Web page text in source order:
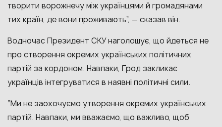
творити ворожнечу між українцями й громадянами
тих країн, де вони проживають”, — сказав він.
Водночас Президент СКУ наголошує, що йдеться не
про створення окремих українських політичних
партій за кордоном. Навпаки, Ґрод закликає
українців інтегруватися в наявні політичні сили.
“Ми не заохочуємо утворення окремих українських
партій. Навпаки, ми вважаємо, що важливо, щоб